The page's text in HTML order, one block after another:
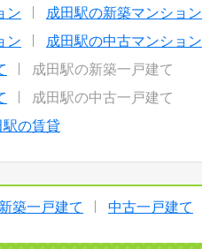
ン
成田駅の新築マンション
ン
成田駅の中古マンション
成田駅の新築一戸建て
成田駅の中古一戸建て
駅の賃貸
新築一戸建て 中古一戸建て